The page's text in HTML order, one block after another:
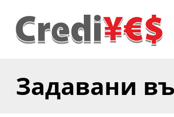
Задавани